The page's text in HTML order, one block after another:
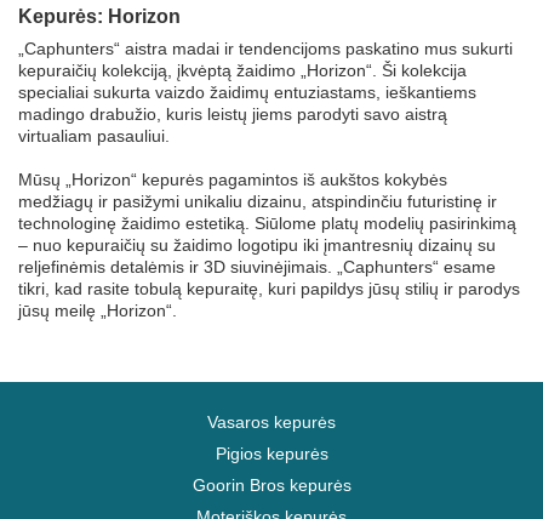
Kepurės: Horizon
„Caphunters“ aistra madai ir tendencijoms paskatino mus sukurti
kepuraičių kolekciją, įkvėptą žaidimo „Horizon“. Ši kolekcija
specialiai sukurta vaizdo žaidimų entuziastams, ieškantiems
madingo drabužio, kuris leistų jiems parodyti savo aistrą
virtualiam pasauliui.
Mūsų „Horizon“ kepurės pagamintos iš aukštos kokybės
medžiagų ir pasižymi unikaliu dizainu, atspindinčiu futuristinę ir
technologinę žaidimo estetiką. Siūlome platų modelių pasirinkimą
– nuo kepuraičių su žaidimo logotipu iki įmantresnių dizainų su
reljefinėmis detalėmis ir 3D siuvinėjimais. „Caphunters“ esame
tikri, kad rasite tobulą kepuraitę, kuri papildys jūsų stilių ir parodys
jūsų meilę „Horizon“.
Vasaros kepurės
Pigios kepurės
Goorin Bros kepurės